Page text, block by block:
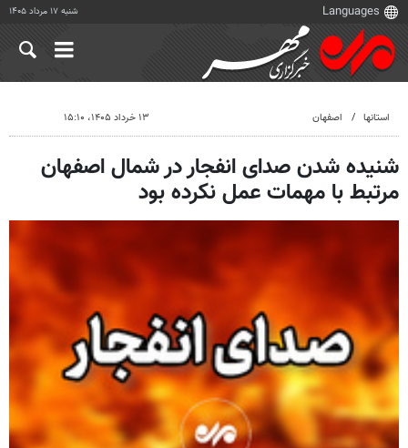
شنبه ۱۷ مرداد ۱۴۰۵
استانها اصفهان ۱۳ خرداد ۱۴۰۵، ۱۵:۱۰
شنیده شدن صدای انفجار در شمال اصفهان
مرتبط با مهمات عمل نکرده بود